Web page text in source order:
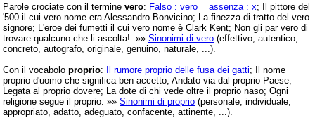
Parole crociate con il termine vero: Falso : vero = assenza : x; Il pittore del
'500 il cui vero nome era Alessandro Bonvicino; La finezza di tratto del vero
signore; L'eroe dei fumetti il cui vero nome è Clark Kent; Non gli par vero di
trovare qualcuno che li ascolta!. »» Sinonimi di vero (effettivo, autentico,
concreto, autografo, originale, genuino, naturale, ...).
Con il vocabolo proprio: Il rumore proprio delle fusa dei gatti; Il nome
proprio d'uomo che significa ben accetto; Andato via dal proprio Paese;
Legata al proprio dovere; La dote di chi vede oltre il proprio naso; Ogni
religione segue il proprio. »» Sinonimi di proprio (personale, individuale,
appropriato, adatto, adeguato, confacente, attinente, ...).